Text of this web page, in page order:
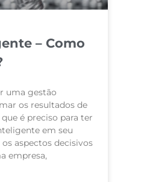
– Como
uma gestão
os resultados de
é preciso para ter
em seu
aspectos decisivos
empresa,